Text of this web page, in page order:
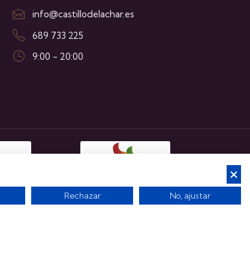
info@castillodelachar.es
689 733 225
9:00 - 20:00
Rechazar No, ajustar